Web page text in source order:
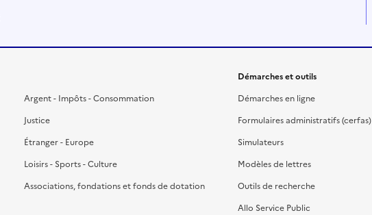
Argent - Impôts - Consommation
Justice
Étranger - Europe
Loisirs - Sports - Culture
Associations, fondations et fonds de dotation
Démarches et outils
Démarches en ligne
Formulaires administratifs (cerfas)
Simulateurs
Modèles de lettres
Outils de recherche
Allo Service Public